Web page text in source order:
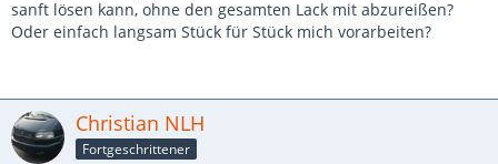
sanft lösen kann, ohne den gesamten Lack mit abzureißen?
Oder einfach langsam Stück für Stück mich vorarbeiten?
Christian NLH
Fortgeschrittener